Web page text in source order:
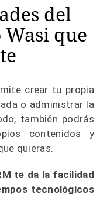
del
que
crear tu propia
o administrar la
también podrás
contenidos y
quieras.
te da la facilidad
tecnológicos